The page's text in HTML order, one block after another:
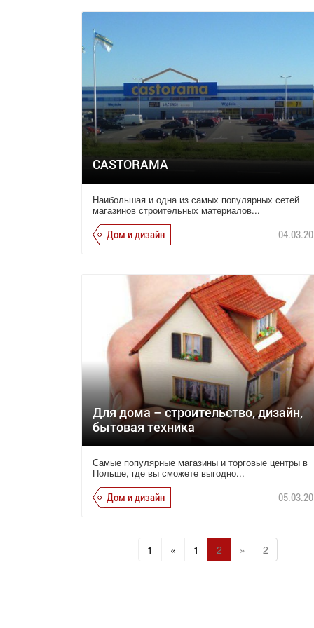
CASTORAMA
Наибольшая и одна из самых популярных сетей
магазинов строительных материалов...
Дом и дизайн
Для дома – строительство, дизайн,
бытовая техника
Самые популярные магазины и торговые центры в
Польше, где вы сможете выгодно...
Дом и дизайн
1 « 1 2 » 2